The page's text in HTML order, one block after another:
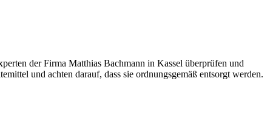
der Firma Matthias Bachmann in Kassel überprüfen und
und achten darauf, dass sie ordnungsgemäß entsorgt werden.